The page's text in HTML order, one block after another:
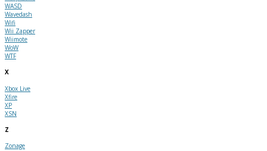
WASD
Wavedash
Wifi
Wii Zapper
Wiimote
WoW
WTF
X
Xbox Live
Xfire
XP
XSN
Z
Zonage